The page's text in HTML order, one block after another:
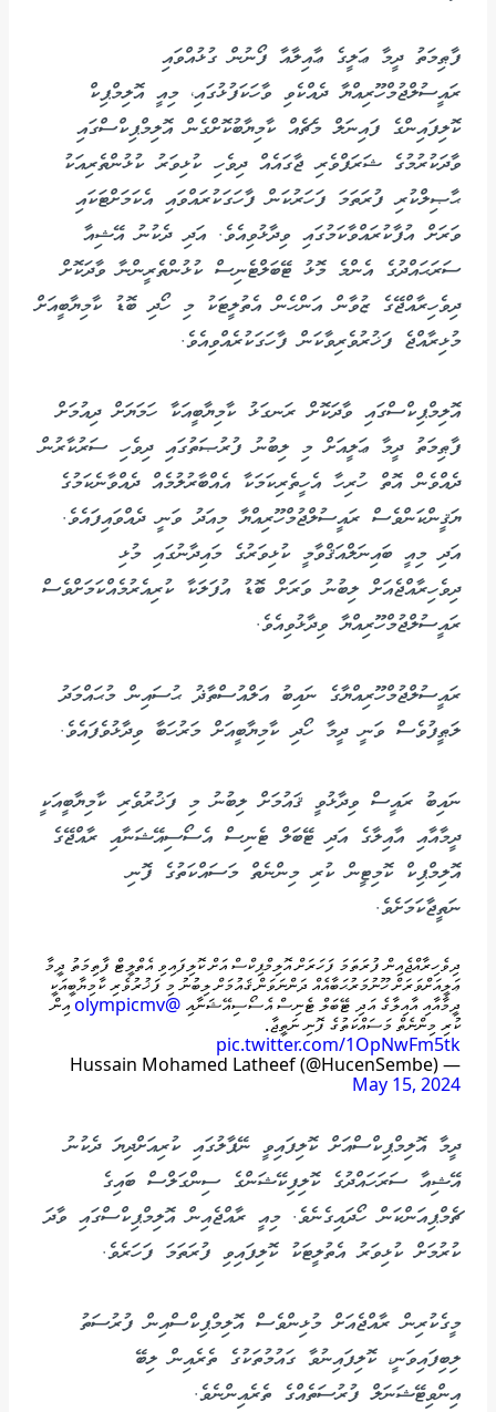
ފާޠިމަތު ދީމާ ޢަލީގެ ޢާއިލާއާ ފޯނުން ގުޅުއްވައި
ރައީސުލްޖުމްހޫރިއްޔާ ދެއްކެވި ވާހަކަފުޅުގައި، މިއީ އޮލިމްޕިކް
ކޮލިފައިންގެ ފައިނަލް މެޗެއް ކާމިޔާބުކޮށްގެން އޮލިމްޕިކްސްގައި
ވާދަކުރުމުގެ ޝަރަފްވެރި ޖާގައެއް ދިވެހި ކުޅިވަރު ކުޅުންތެރިއަކު
ޙާޞިލްކުރި ފުރަތަމަ ފަހަރުކަން ފާހަގަކުރައްވައި އެކަމަށްޓަކައި
ވަރަށް އުފާކުރައްވާކަމުގައި ވިދާޅުވިއެވެ. އަދި ދެކުނު އޭޝިއާ
ސަރަޙައްދުގެ އެންމެ މޮޅު ޓޭބަލްޓެނިސް ކުޅުންތެރީންނާ ވާދަކޮށް
ދިވެހިރާއްޖޭގެ ޒުވާން އަންހެން އެތުލީޓަކު މި ހޯދި ބޮޑު ކާމިޔާބީއަށް
މުޅިރާއްޖެ ފަޚުރުވެރިވާކަން ފާހަގަކުރެއްވިއެވެ.
އޮލިމްޕިކްސްގައި ވާދަކޮށް ރަނގަޅު ކާމިޔާބީއަކާ ހަމަޔަށް ދިއުމަށް
ފާޠިމަތު ދީމާ ޢަލީއަށް މި ލިބުނު ފުރުޞަތުގައި ދިވެހި ސަރުކާރުން
ދެއްވެން އޮތް ހުރިހާ އެހީތެރިކަމަކާ އެއްބާރުލުމެއް ދެއްވާނެކަމުގެ
ޔަޤީންކަންވެސް ރައީސުލްޖުމްހޫރިއްޔާ މިއަދު ވަނީ ދެއްވައިފައެވެ.
އަދި މިއީ ބައިނަލްއަޤްވާމީ ކުޅިވަރުގެ މައިދާނުގައި މުޅި
ދިވެހިރާއްޖެއަށް ލިބުނު ވަރަށް ބޮޑު އުފަލަކާ ކުރިއެރުމެއްކަމަށްވެސް
ރައީސުލްޖުމްހޫރިއްޔާ ވިދާޅުވިއެވެ.
ރައީސުލްޖުމްހޫރިއްޔާގެ ނައިބު އަލްއުސްތާޛު ޙުސައިން މުޙައްމަދު
ލަޠީފުވެސް ވަނީ ދީމާ ހޯދި ކާމިޔާބީއަށް މަރުހަބާ ވިދާޅުވެފައެވެ.
ނައިބު ރައީސް ވިދާޅުވީ ޤައުމަށް ލިބުނު މި ފަޚުރުވެރި ކާމިޔާބީއަކީ
ދީމާއާއި އާއިލާގެ އަދި ޓޭބަލް ޓެނިސް އެސޯސިއޭޝަނާއި ރާއްޖޭގެ
އޮލިމްޕިކް ކޮމިޓީން ކުރި މިންނެތް މަސައްކަތުގެ ފޮނި
ނަތީޖާކަމަށެވެ.
ދިވެހިރާއްޖެއިން ފުރަތަމަ ފަހަރަށް އޮލިމްޕިކްސް އަށް ކޮލިފައިވި އެތްލީޓް ފާތިމަތު ދީމާ
ޢަލީއަށްވަރަށް ހޫނުމަރުޙަބާއެއް ދަންނަވަން.ޤައުމަށް ލިބުނު މި ފަޚުރުވެރި ކާމިޔާބީއަކީ
ދީމާއާއި އާއިލާގެ އަދި ޓޭބަލް ޓެނިސް އެސޯސިއޭޝަނާއި @olympicmv
އިން
ކުރި މިންނެތް މަސައްކަތުގެ ފޮނި ނަތީޖާ.
pic.twitter.com/1OpNwFm5tk
— Hussain Mohamed Latheef (@HucenSembe)
May 15, 2024
ދީމާ އޮލިމްޕިކްސްއަށް ކޮލިފައިވީ ނޭޕާލުގައި ކުރިއަށްދިޔަ ދެކުނު
އޭޝިއާ ސަރަހައްދުގެ ކޮލިފިކޭޝަންގެ ސިންގަލްސް ބައިގެ
ޗެމްޕިއަންކަން ހޯދައިގެނެވެ. މިއީ ރާއްޖެއިން އޮލިމްޕިކްސްގައި ވާދަ
ކުރުމަށް ކުޅިވަރު އެތުލީޓަކު ކޮލިފައިވި ފުރަތަމަ ފަހަރެވެ.
މީގެކުރިން ރާއްޖެއަށް މުޅިންވެސް އޮލިމްޕިކްސްއިން ފުރުސަތު
ލިބިފައިވަނީ، ކޮލިފައިނުވާ ގައުމުތަކުގެ ތެރެއިން ލިބޭ
އިންވިޓޭޝަނަލް ފުރުސަތެއްގެ ތެރެއިންނެވެ.